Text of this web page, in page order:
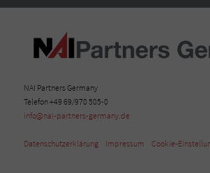
NAI Partners Germany
Telefon +49 69/970 505-0
info@nai-partners-germany.de
Datenschutzerklärung Impressum Cookie-